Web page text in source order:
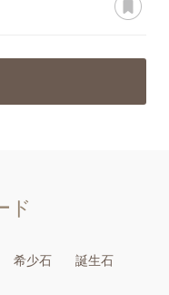
ド
希少石 誕生石